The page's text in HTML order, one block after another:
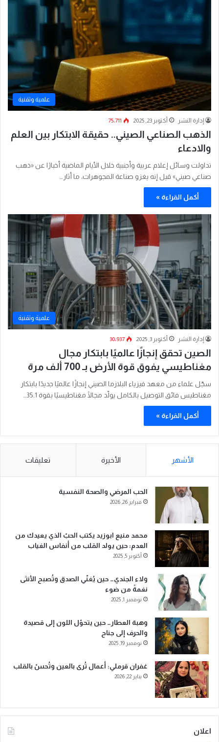
علمية وتقنية
إدارة النشر أكتوبر 23, 2025 75٬711
الذهب الصناعي الصيني.. حقيقة الابتكار بين العلم
والادعاء
تداولت وسائل إعلام عربية وأجنبية خلال الأيام الماضية أخبارًا عن «ذهب
صناعي صيني» قيل إنه يغزو صناعة المجوهرات، ما أثار…
أكمل القراءة »
علمية وتقنية
إدارة النشر أكتوبر 3, 2025 30٬937
الصين تحقق إنجازًا عالميًا بابتكار مجال
مغناطيسي يفوق قوة الأرض بـ 700 ألف مرة
سجّل علماء من معهد فيزياء البلازما الصيني إنجازًا عالميًا جديدًا بابتكار
مغناطيس فائق التوصيل بالكامل يولّد مجالًا مغناطيسيًا بقوة 35.1…
أكمل القراءة »
الأشهر الأخيرة تعليقات
الحب المرضي والصحة النفسية
فبراير 26, 2026
محمد منيع ابوزيد يكتب الحبّ الذي يعيدك من
العدم: حين يولد القلب من أنفاس الغياب
أكتوبر 5, 2025
ولاء الجندي… حين يُغنّي الصدق وتُصبح الأنثى
نغمةً من ضوء
نوفمبر 1, 2025
وهبة العطار… حين يتحوّل اللون إلى قصيدة
والحرف إلى جناح
نوفمبر 19, 2025
غفران قرملي: أعمال تُرى بالعين وتُحسّ بالقلب
يناير 22, 2026
اعلان